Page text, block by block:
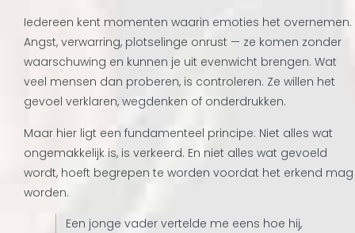
Iedereen kent momenten waarin emoties het overnemen.
Angst, verwarring, plotselinge onrust — ze komen zonder
waarschuwing en kunnen je uit evenwicht brengen. Wat
veel mensen dan proberen, is controleren. Ze willen het
gevoel verklaren, wegdenken of onderdrukken.
Maar hier ligt een fundamenteel principe: Niet alles wat
ongemakkelijk is, is verkeerd. En niet alles wat gevoeld
wordt, hoeft begrepen te worden voordat het erkend mag
worden.
Een jonge vader vertelde me eens hoe hij,